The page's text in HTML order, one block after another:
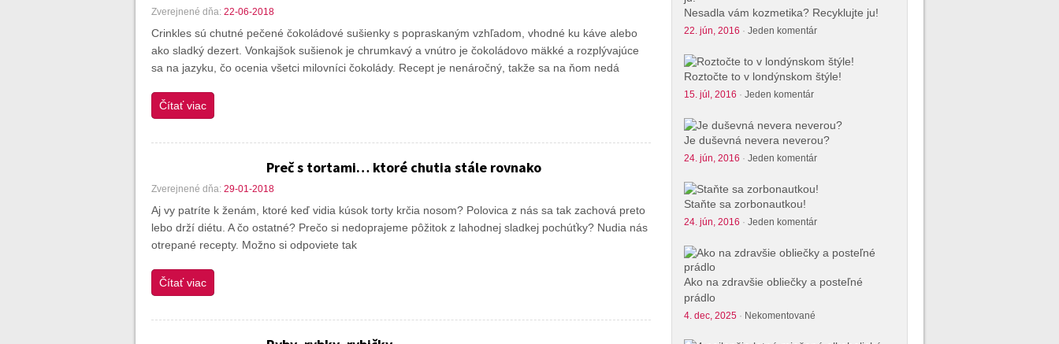
Zverejnené dňa: 22-06-2018
Crinkles sú chutné pečené čokoládové sušienky s popraskaným vzhľadom, vhodné ku káve alebo
ako sladký dezert. Vonkajšok sušienok je chrumkavý a vnútro je čokoládovo mäkké a rozplývajúce
sa na jazyku, čo ocenia všetci milovníci čokolády. Recept je nenáročný, takže sa na ňom nedá
Čítať viac
Preč s tortami… ktoré chutia stále rovnako
Zverejnené dňa: 29-01-2018
Aj vy patríte k ženám, ktoré keď vidia kúsok torty krčia nosom? Polovica z nás sa tak zachová preto
lebo drží diétu. A čo ostatné? Prečo si nedoprajeme pôžitok z lahodnej sladkej pochúťky? Nudia nás
otrepané recepty. Možno si odpoviete tak
Čítať viac
Nesadla vám kozmetika? Recyklujte ju!
22. jún, 2016 · Jeden komentár
Roztočte to v londýnskom štýle!
15. júl, 2016 · Jeden komentár
Je duševná nevera neverou?
24. jún, 2016 · Jeden komentár
Staňte sa zorbonautkou!
24. jún, 2016 · Jeden komentár
Ako na zdravšie obliečky a posteľné
prádlo
4. dec, 2025· Nekomentované